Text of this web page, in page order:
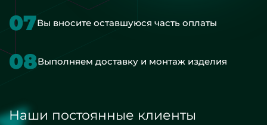
07Вы вносите оставшуюся часть оплаты
08Выполняем доставку и монтаж изделия
Наши постоянные клиенты